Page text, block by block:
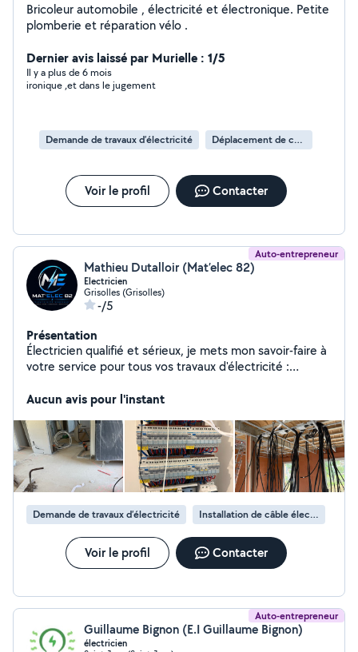
Bricoleur automobile , électricité et électronique. Petite
plomberie et réparation vélo .
Dernier avis laissé par Murielle : 1/5
Il y a plus de 6 mois
ironique ,et dans le jugement
Demande de travaux d’électricité Déplacement de compteur électrique
Voir le profil Contacter
Auto-entrepreneur
Mathieu Dutalloir (Mat’elec 82)
Electricien
Grisolles (Grisolles)
-/5
Présentation
Électricien qualifié et sérieux, je mets mon savoir-faire à
votre service pour tous vos travaux d'électricité :
recherche de pannes, remplacement de tableaux
encore. Je travaille avec soin, dans le respect des
normes en vigueur, et je privilégie toujours la satisfaction
de mes clients. Réactif, ponctuel et à l'écoute, je
m'engage à fournir un travail propre et de qualité, que
ce soit pour de petits dépannages ou des projets plus
importants. N'hésitez pas à me contacter pour
échanger sur vos besoins et obtenir un devis.
Aucun avis pour l'instant
Demande de travaux d’électricité Installation de câble électrique
Voir le profil Contacter
Auto-entrepreneur
Guillaume Bignon (E.I Guillaume Bignon)
électricien